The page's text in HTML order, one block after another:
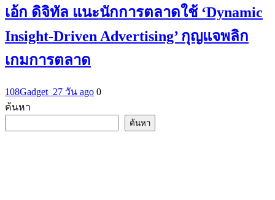
เอ้ก ดิจิทัล แนะนักการตลาดใช้ ‘Dynamic
Insight-Driven Advertising’ กุญแจพลิก
เกมการตลาด
108Gadget_27 วัน ago 0
ค้นหา
ค้นหา